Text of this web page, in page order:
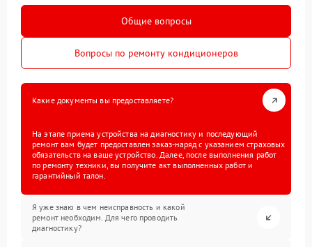
Общие вопросы
Вопросы по ремонту кондиционеров
Какие документы вы предоставляете?
На этапе приема устройства на диагностику и последующий
ремонт вам будет предоставлен заказ-наряд с указанием страховых
обязательств на ваше устройство. Далее, после выполнения работ
по ремонту техники, вы получите акт выполненных работ и
гарантийный талон.
Я уже знаю в чем неисправность и какой
ремонт необходим. Для чего проводить
диагностику?